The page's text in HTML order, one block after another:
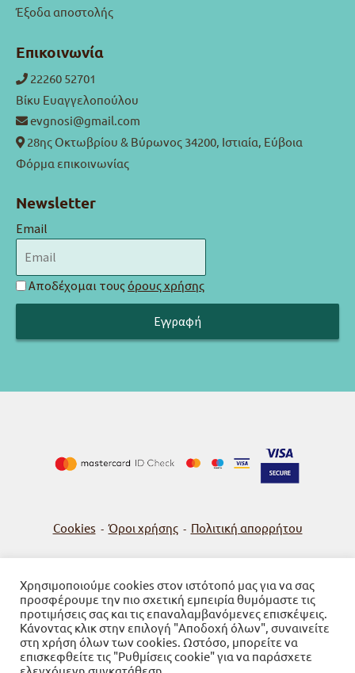
Έξοδα αποστολής
Επικοινωνία
22260 52701
Βίκυ Ευαγγελοπούλου
evgnosi@gmail.com
28ης Οκτωβρίου & Βύρωνος 34200, Ιστιαία, Εύβοια
Φόρμα επικοινωνίας
Newsletter
Email
Αποδέχομαι τους όρους χρήσης
Cookies - Όροι χρήσης - Πολιτική απορρήτου
© 2026Βιβλιοπωλείο Γνώση
Powered by SBZ Systems & EMDI Business Management
Χρησιμοποιούμε cookies στον ιστότοπό μας για να σας
προσφέρουμε την πιο σχετική εμπειρία θυμόμαστε τις
προτιμήσεις σας και τις επαναλαμβανόμενες επισκέψεις.
Κάνοντας κλικ στην επιλογή "Αποδοχή όλων", συναινείτε
στη χρήση όλων των cookies. Ωστόσο, μπορείτε να
επισκεφθείτε τις "Ρυθμίσεις cookie" για να παράσχετε